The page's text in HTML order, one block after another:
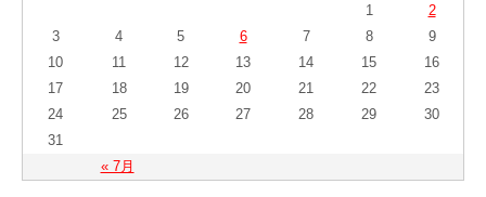
« 7月
1
2
3
4 5 6 7 8
9
10
11 12 13 14 15
16
17
18 19 20 21 22
23
24
25 26 27 28 29
30
31